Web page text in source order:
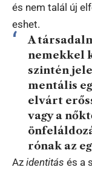
és nem talál új
eshet.
A
nemekkel
szintén
mentális
elvárt
vagy a
rónak az
Az identitás és a